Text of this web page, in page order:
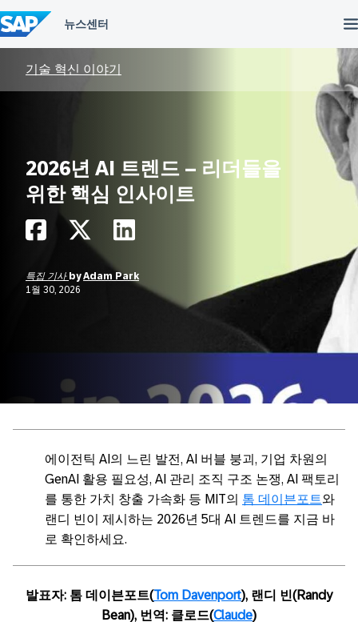
텐
츠
건
기술 혁신 이야기
2026년 AI 트렌드 – 리더들을
위한 핵심 인사이트
특집 기사 byAdam Park
1월 30, 2026
에이전틱 AI의 느린 발전, AI 버블 붕괴, 기업 차원의
GenAI 활용 필요성, AI 관리 조직 구조 논쟁, AI 팩토리
를 통한 가치 창출 가속화 등 MIT의 톰 데이븐포트와
랜디 빈이 제시하는 2026년 5대 AI 트렌드를 지금 바
로 확인하세요.
발표자: 톰 데이븐포트(Tom Davenport), 랜디 빈(Randy
Bean), 번역: 클로드(Claude)